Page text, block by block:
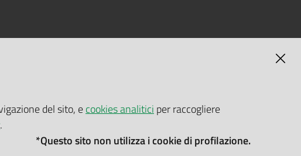
Documentazione
del sito, ecookies analitici per raccogliere
.
*Questo sito non utilizza i cookie di profilazione.